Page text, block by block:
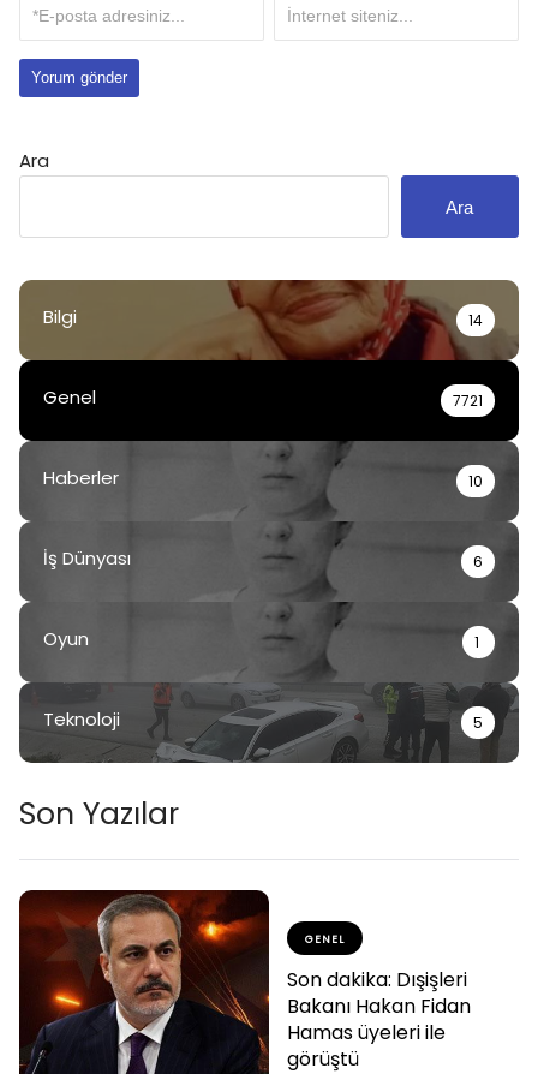
Ara
Ara
Bilgi 14
Genel 7721
Haberler 10
İş Dünyası 6
Oyun 1
Teknoloji 5
Son Yazılar
GENEL
Son dakika: Dışişleri
Bakanı Hakan Fidan
Hamas üyeleri ile
görüştü